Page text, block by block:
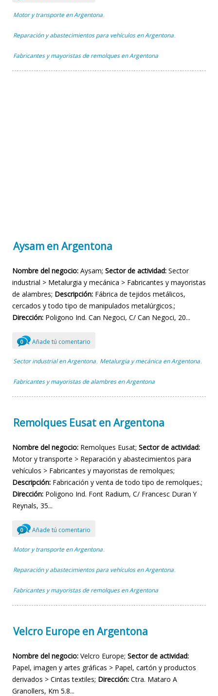
Motor y transporte en Argentona ,
Reparación y abastecimientos para vehículos en Argentona ,
Fabricantes y mayoristas de remolques en Argentona
Aysam en Argentona
Nombre del negocio: Aysam; Sector de actividad: Sector
industrial > Metalurgia y mecánica > Fabricantes y mayoristas
de alambres; Descripción: Fábrica de tejidos metálicos,
cercados y todo tipo de manipulados metalúrgicos.;
Dirección: Poligono Ind. Can Negoci, C/ Can Negoci, 20...
0 Añade tú comentario
Sector industrial en Argentona , Metalurgia y mecánica en Argentona ,
Fabricantes y mayoristas de alambres en Argentona
Remolques Eusat en Argentona
Nombre del negocio: Remolques Eusat; Sector de actividad:
Motor y transporte > Reparación y abastecimientos para
vehículos > Fabricantes y mayoristas de remolques;
Descripción: Fabricación y venta de todo tipo de remolques.;
Dirección: Poligono Ind. Font Radium, C/ Francesc Duran Y
Reynals, 35...
0 Añade tú comentario
Motor y transporte en Argentona ,
Reparación y abastecimientos para vehículos en Argentona ,
Fabricantes y mayoristas de remolques en Argentona
Velcro Europe en Argentona
Nombre del negocio: Velcro Europe; Sector de actividad:
Papel, imagen y artes gráficas > Papel, cartón y productos
derivados > Cintas textiles; Dirección: Ctra. Mataro A
Granollers, Km 5.8...